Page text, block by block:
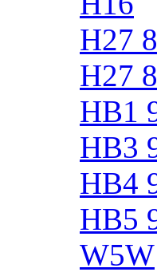
H27
H27
HB1
HB3
HB4
HB5
W5W